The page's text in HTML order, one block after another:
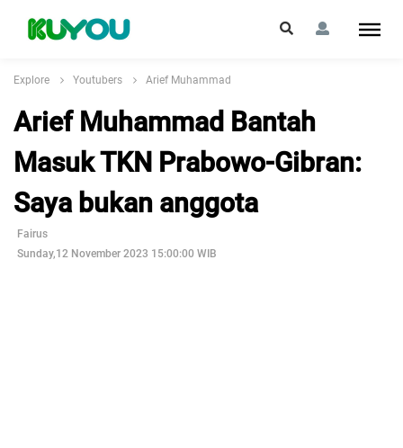
Explore Youtubers Arief Muhammad
Arief Muhammad Bantah
Masuk TKN Prabowo-Gibran:
Saya bukan anggota
Fairus
Sunday,12 November 2023 15:00:00 WIB